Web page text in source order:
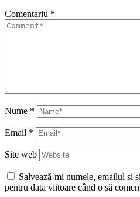
Comentariu *
Nume *
Email *
Site web
Salvează-mi numele, emailul și
pentru data viitoare când o să